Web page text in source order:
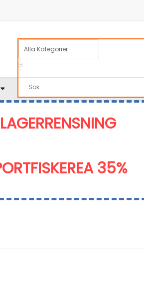
TILLBEHÖR
LAGERRENSNING
35%